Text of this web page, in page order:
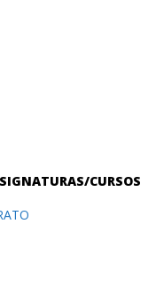
CURSOS